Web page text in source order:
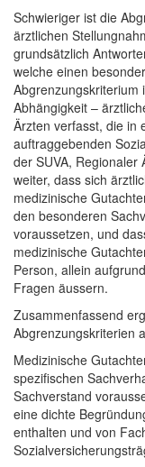
Schwieriger ist die
ärztlichen
grundsätzlich
welche einen
Abgrenzungskriterium
Abhängigkeit –
Ärzten verfasst, die in
auftraggebenden
der SUVA, Regionaler
weiter, dass sich
medizinische
den besonderen
voraussetzen, und
medizinische
Person, allein
Fragen äussern.
Zusammenfassend
Abgrenzungskriterien
Medizinische
spezifischen
Sachverstand
eine dichte
enthalten und von